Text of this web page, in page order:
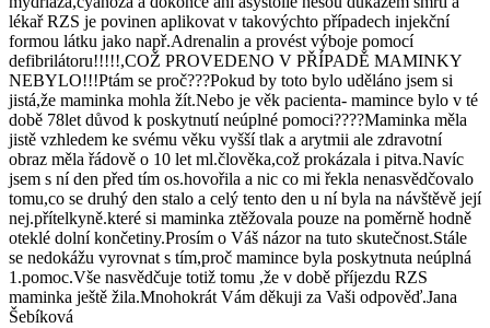
lékař RZS je povinen aplikovat v takovýchto případech injekční
formou látku jako např.Adrenalin a provést výboje pomocí
defibrilátoru!!!!!,COŽ PROVEDENO V PŘÍPADĚ MAMINKY
NEBYLO!!!Ptám se proč???Pokud by toto bylo uděláno jsem si
jistá,že maminka mohla žít.Nebo je věk pacienta- mamince bylo v té
době 78let důvod k poskytnutí neúplné pomoci????Maminka měla
jistě vzhledem ke svému věku vyšší tlak a arytmii ale zdravotní
obraz měla řádově o 10 let ml.člověka,což prokázala i pitva.Navíc
jsem s ní den před tím os.hovořila a nic co mi řekla nenasvědčovalo
tomu,co se druhý den stalo a celý tento den u ní byla na návštěvě její
nej.přítelkyně.které si maminka ztěžovala pouze na poměrně hodně
oteklé dolní končetiny.Prosím o Váš názor na tuto skutečnost.Stále
se nedokážu vyrovnat s tím,proč mamince byla poskytnuta neúplná
1.pomoc.Vše nasvědčuje totiž tomu ,že v době příjezdu RZS
maminka ještě žila.Mnohokrát Vám děkuji za Vaši odpověď.Jana
Šebíková